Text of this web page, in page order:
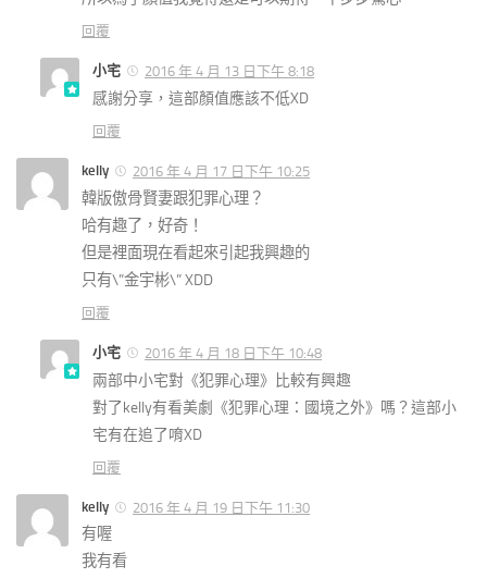
回覆
小宅 2016 年 4 月 13 日下午 8:18
感謝分享，這部顏值應該不低XD
回覆
kelly 2016 年 4 月 17 日下午 10:25
韓版傲骨賢妻跟犯罪心理？
哈有趣了，好奇！
但是裡面現在看起來引起我興趣的
只有\”金宇彬\” XDD
回覆
小宅 2016 年 4 月 18 日下午 10:48
兩部中小宅對《犯罪心理》比較有興趣
對了kelly有看美劇《犯罪心理：國境之外》嗎？這部小
宅有在追了唷XD
回覆
kelly 2016 年 4 月 19 日下午 11:30
有喔
我有看